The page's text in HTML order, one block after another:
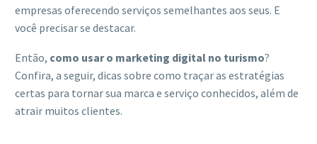
empresas oferecendo serviços semelhantes aos seus. E
você precisar se destacar.
Então, como usar o marketing digital no turismo?
Confira, a seguir, dicas sobre como traçar as estratégias
certas para tornar sua marca e serviço conhecidos, além de
atrair muitos clientes.